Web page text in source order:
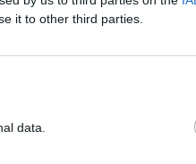
it to other third parties.
data.
dograć resztę turniejów,
klanu!
–